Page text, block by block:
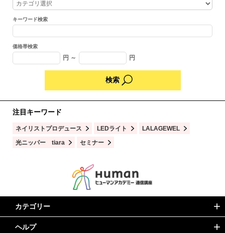
キーワード検索
価格帯検索
円 ～ 円
注目キーワード
ネイリストプロデュース LEDライト LALAGEWEL
光ニッパー tiara セミナー
カテゴリー
ネイル指定教材
ヘルプ